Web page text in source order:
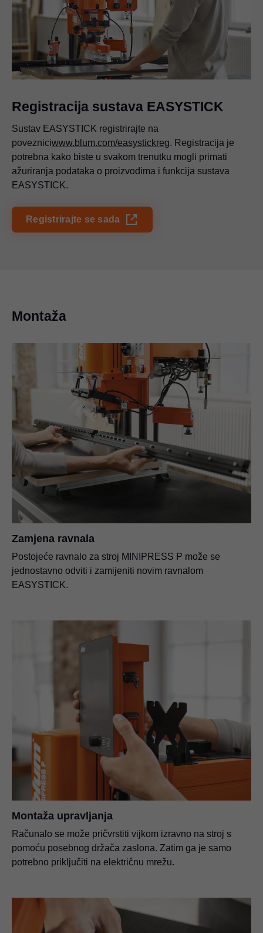
Registracija sustava EASYSTICK
Sustav EASYSTICK registrirajte na
povezniciwww.blum.com/easystickreg. Registracija je
potrebna kako biste u svakom trenutku mogli primati
ažuriranja podataka o proizvodima i funkcija sustava
EASYSTICK.
Registrirajte se sada
Montaža
Zamjena ravnala
Postojeće ravnalo za stroj MINIPRESS P može se
jednostavno odviti i zamijeniti novim ravnalom
EASYSTICK.
Montaža upravljanja
Računalo se može pričvrstiti vijkom izravno na stroj s
pomoću posebnog držača zaslona. Zatim ga je samo
potrebno priključiti na električnu mrežu.